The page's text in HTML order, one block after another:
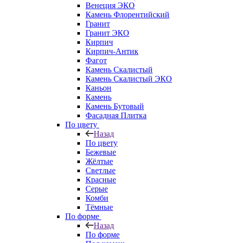
Венеция ЭКО
Камень Флорентийский
Гранит
Гранит ЭКО
Кирпич
Кирпич-Антик
Фагот
Камень Скалистый
Камень Скалистый ЭКО
Каньон
Камень
Камень Бутовый
Фасадная Плитка
По цвету
Назад
По цвету
Бежевые
Жёлтые
Светлые
Красные
Серые
Комби
Тёмные
По форме
Назад
По форме